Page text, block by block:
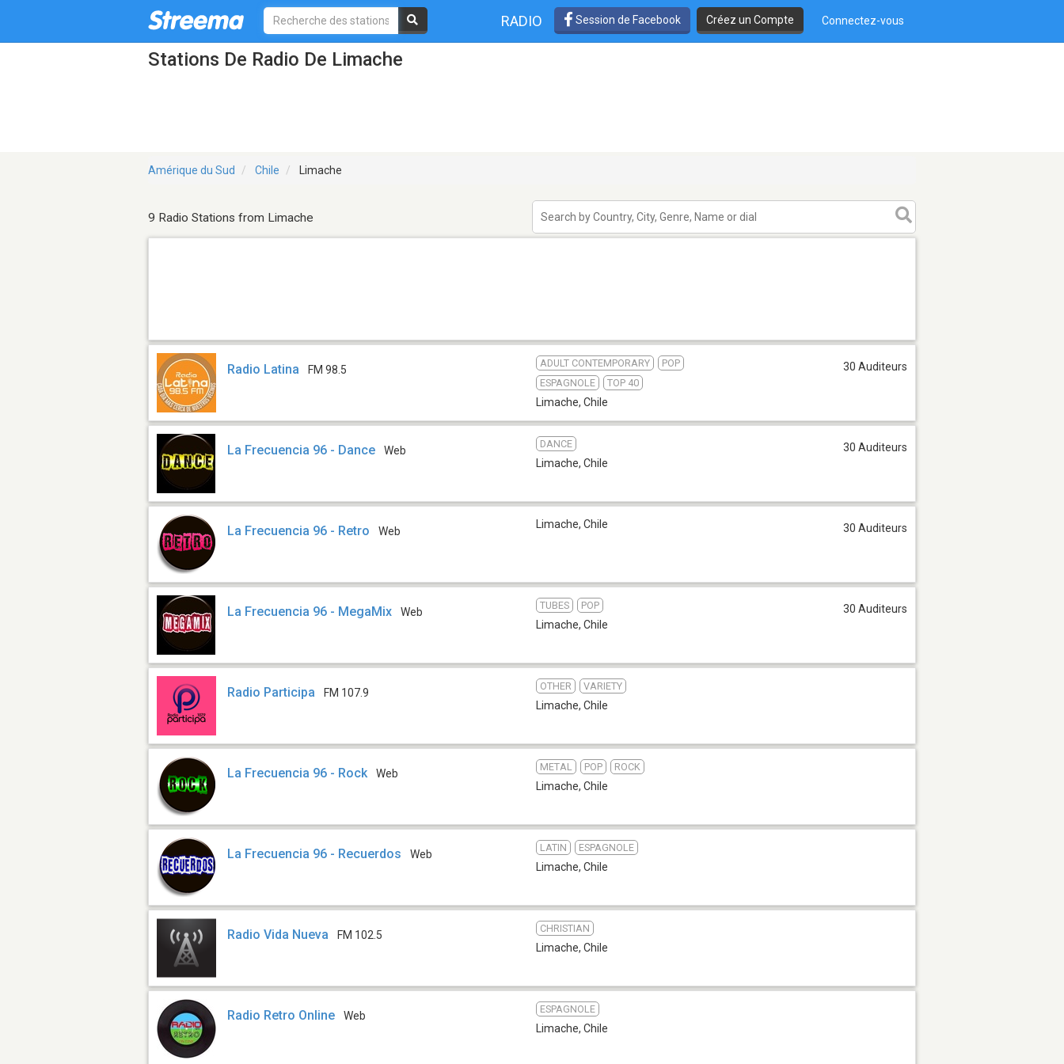
RADIO Session de Facebook Créez un Compte Connectez-vous
Stations De Radio De Limache
Amérique du Sud Chile Limache
9 Radio Stations from Limache
Radio Latina FM 98.5
ADULT CONTEMPORARY
POP
ESPAGNOLE
TOP 40
Limache, Chile
30 Auditeurs
La Frecuencia 96 - Dance Web
DANCE
Limache, Chile
30 Auditeurs
La Frecuencia 96 - Retro Web
Limache, Chile 30 Auditeurs
La Frecuencia 96 - MegaMix Web
TUBES POP
Limache, Chile
30 Auditeurs
Radio Participa FM 107.9
OTHER VARIETY
Limache, Chile
La Frecuencia 96 - Rock Web
METAL POP ROCK
Limache, Chile
La Frecuencia 96 - Recuerdos Web
LATIN ESPAGNOLE
Limache, Chile
Radio Vida Nueva FM 102.5
CHRISTIAN
Limache, Chile
Radio Retro Online Web
ESPAGNOLE
Limache, Chile